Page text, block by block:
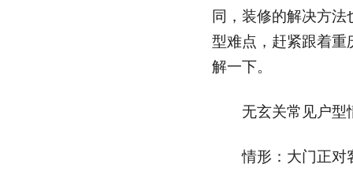
同，装修的解决方
型难点，赶紧跟着重
解一下。
无玄关常见户型
情形：大门正对